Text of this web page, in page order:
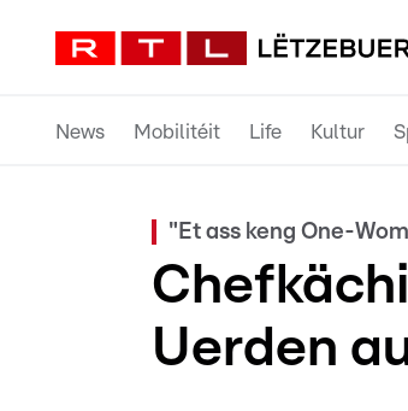
News Mobilitéit Life Kultur
"Et ass keng One-
Uerden